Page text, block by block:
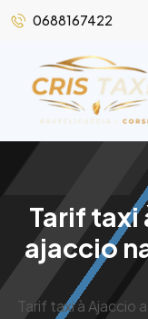
0688167422
Tarif taxi
ajaccio
Tarif taxi à Ajaccio